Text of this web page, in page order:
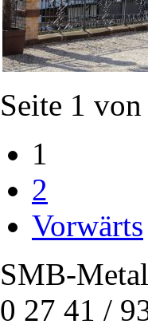
Seite 1 von
1
2
Vorwärts
SMB-
0 27 41 /